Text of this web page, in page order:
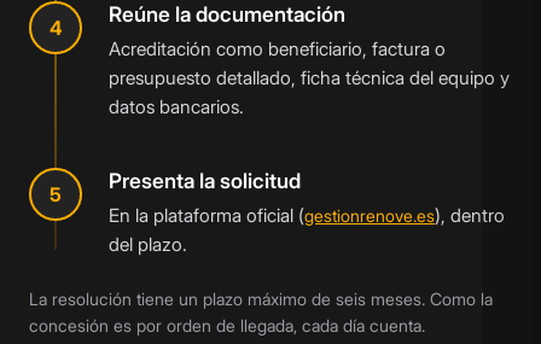
4
Reúne la documentación
Acreditación como beneficiario, factura o
presupuesto detallado, ficha técnica del equipo y
datos bancarios.
5
Presenta la solicitud
En la plataforma oficial (gestionrenove.es), dentro
del plazo.
La resolución tiene un plazo máximo de seis meses. Como la
concesión es por orden de llegada, cada día cuenta.